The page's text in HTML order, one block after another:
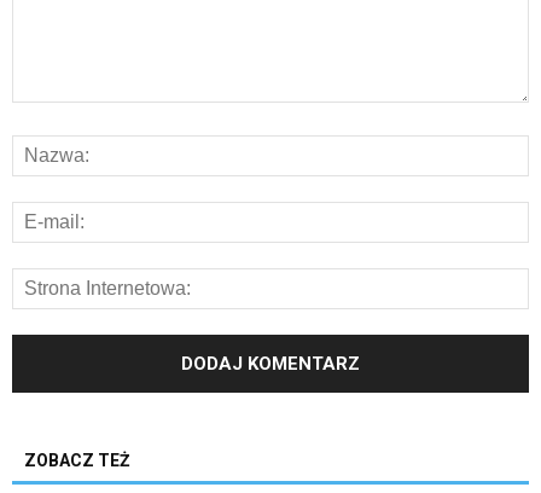
ZOBACZ TEŻ